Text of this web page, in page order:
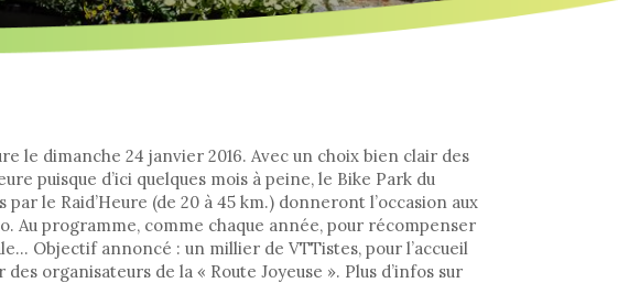
le dimanche 24 janvier 2016. Avec un choix bien clair des
puisque d’ici quelques mois à peine, le Bike Park du
le Raid’Heure (de 20 à 45 km.) donneront l’occasion aux
Au programme, comme chaque année, pour récompenser
Objectif annoncé : un millier de VTTistes, pour l’accueil
organisateurs de la « Route Joyeuse ». Plus d’infos sur